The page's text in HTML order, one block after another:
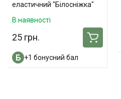
еластичний "Білосніжка"
10см x 3м
В наявності
25 грн.
+1 бонусний бал